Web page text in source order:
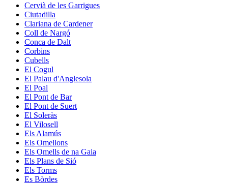
Cervià de les Garrigues
Ciutadilla
Clariana de Cardener
Coll de Nargó
Conca de Dalt
Corbins
Cubells
El Cogul
El Palau d'Anglesola
El Poal
El Pont de Bar
El Pont de Suert
El Soleràs
El Vilosell
Els Alamús
Els Omellons
Els Omells de na Gaia
Els Plans de Sió
Els Torms
Es Bòrdes